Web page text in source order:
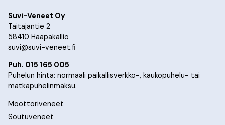
Suvi-Veneet Oy
Taitajantie 2
58410 Haapakallio
suvi@suvi-veneet.fi
Puh. 015 165 005
Puhelun hinta: normaali paikallisverkko-, kaukopuhelu- tai
matkapuhelinmaksu.
Moottoriveneet
Soutuveneet